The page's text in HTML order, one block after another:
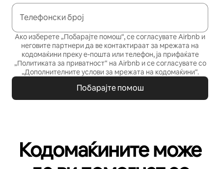
Телефонски број
Ако изберете „Побарајте помош“, се согласувате Airbnb и
неговите партнери да ве контактираат за мрежата на
кодомаќини преку е-пошта или телефон, ја прифаќате
„Политиката за приватност“ на Airbnb и се согласувате со
„Дополнителните услови за мрежата на кодомаќини“.
Побарајте помош
Кодомаќините може